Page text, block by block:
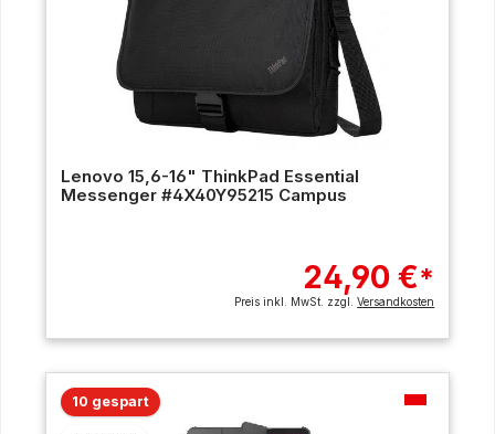
Lenovo 15,6-16" ThinkPad Essential
Messenger #4X40Y95215 Campus
24,90 €*
Preis inkl. MwSt. zzgl.Versandkosten
10 gespart